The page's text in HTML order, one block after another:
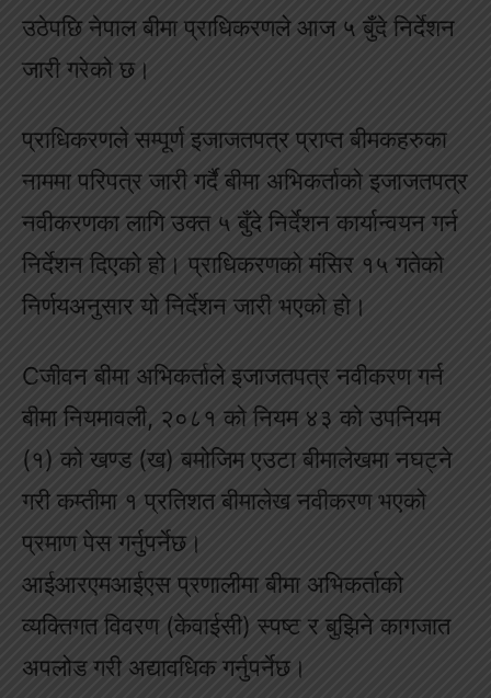
उठेपछि नेपाल बीमा प्राधिकरणले आज ५ बुँदे निर्देशन
जारी गरेको छ।
प्राधिकरणले सम्पूर्ण इजाजतपत्र प्राप्त बीमकहरुका
नाममा परिपत्र जारी गर्दै बीमा अभिकर्ताको इजाजतपत्र
नवीकरणका लागि उक्त ५ बुँदे निर्देशन कार्यान्वयन गर्न
निर्देशन दिएको हो। प्राधिकरणको मंसिर १५ गतेको
निर्णयअनुसार यो निर्देशन जारी भएको हो।
Cजीवन बीमा अभिकर्ताले इजाजतपत्र नवीकरण गर्न
बीमा नियमावली, २०८१ को नियम ४३ को उपनियम
(१) को खण्ड (ख) बमोजिम एउटा बीमालेखमा नघट्ने
गरी कम्तीमा १ प्रतिशत बीमालेख नवीकरण भएको
प्रमाण पेस गर्नुपर्नेछ।
आईआरएमआईएस प्रणालीमा बीमा अभिकर्ताको
व्यक्तिगत विवरण (केवाईसी) स्पष्ट र बुझिने कागजात
अपलोड गरी अद्यावधिक गर्नुपर्नेछ।